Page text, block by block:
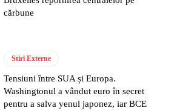
cărbune
Stiri Externe
Tensiuni între SUA și Europa.
Washingtonul a vândut euro în secret
pentru a salva yenul japonez, iar BCE